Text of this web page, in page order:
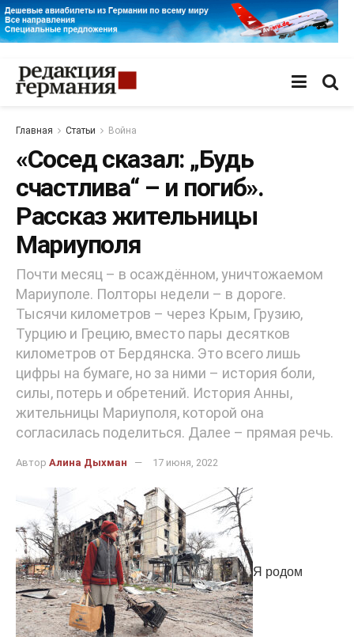
Главная Статьи Война
«Сосед сказал: „Будь
счастлива“ – и погиб».
Рассказ жительницы
Мариуполя
Почти месяц – в осаждённом, уничтожаемом
Мариуполе. Полторы недели – в дороге.
Тысячи километров – через Крым, Грузию,
Турцию и Грецию, вместо пары десятков
километров от Бердянска. Это всего лишь
цифры на бумаге, но за ними – история боли,
силы, потерь и обретений. История Анны,
жительницы Мариуполя, которой она
согласилась поделиться. Далее – прямая речь.
Автор Алина Дыхман 17 июня, 2022
Я родом